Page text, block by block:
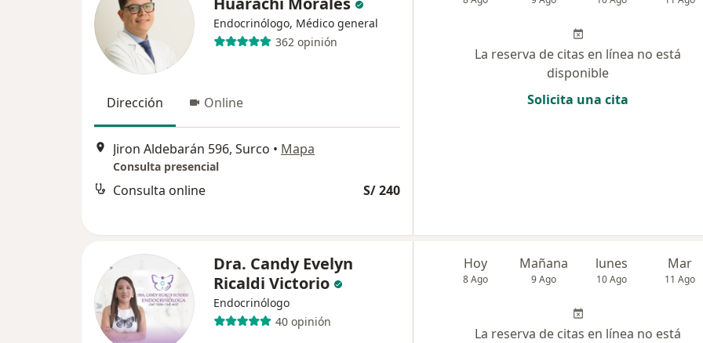
Endocrinólogo, Médico general
362 opinión
Dirección Online
Jiron Aldebarán 596, Surco • Mapa
Consulta presencial
Consulta online S/ 240
La reserva de citas en línea no está
disponible
Solicita una cita
Dra. Candy Evelyn
Ricaldi Victorio
Endocrinólogo
40 opinión
Hoy
8 Ago
Mañana
9 Ago
lunes
10 Ago
Mar
11 Ago
La reserva de citas en línea no está